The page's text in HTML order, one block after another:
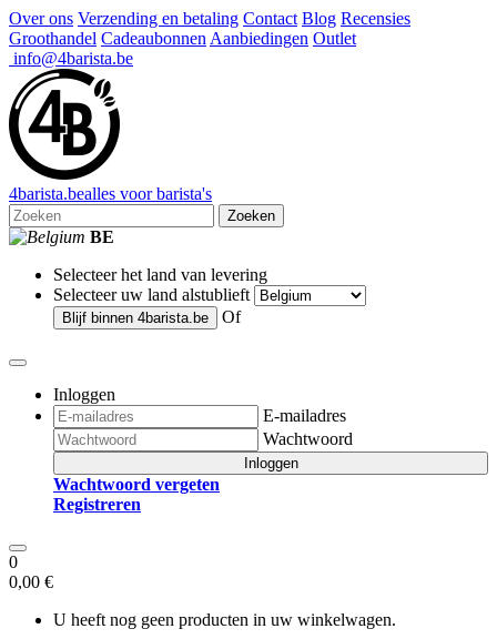
Over ons Verzending en betaling Contact Blog Recensies
Groothandel Cadeaubonnen Aanbiedingen Outlet
info@4barista.be
4barista.bealles voor barista's
Zoeken
BE
Selecteer het land van levering
Selecteer uw land alstublieft
Blijf binnen 4barista.be Of
Inloggen
E-mailadres
Wachtwoord
Inloggen
Wachtwoord vergeten
Registreren
0
0,00 €
U heeft nog geen producten in uw winkelwagen.